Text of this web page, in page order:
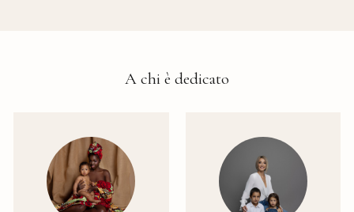
A chi è dedicato